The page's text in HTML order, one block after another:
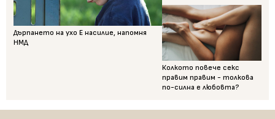
Дърпането на ухо Е насилие, напомня
НМД
Колкото повече секс
правим правим - толкова
по-силна е любовта?